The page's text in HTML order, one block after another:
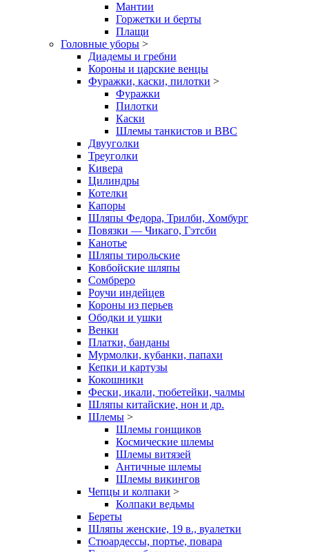
Мантии
Горжетки и берты
Плащи
Головные уборы >
Диадемы и гребни
Короны и царские венцы
Фуражки, каски, пилотки >
Фуражки
Пилотки
Каски
Шлемы танкистов и ВВС
Двууголки
Треуголки
Кивера
Цилиндры
Котелки
Капоры
Шляпы Федора, Трилби, Хомбург
Повязки — Чикаго, Гэтсби
Канотье
Шляпы тирольские
Ковбойские шляпы
Сомбреро
Роучи индейцев
Короны из перьев
Ободки и ушки
Венки
Платки, банданы
Мурмолки, кубанки, папахи
Кепки и картузы
Кокошники
Фески, икали, тюбетейки, чалмы
Шляпы китайские, нон и др.
Шлемы >
Шлемы гонщиков
Космические шлемы
Шлемы витязей
Античные шлемы
Шлемы викингов
Чепцы и колпаки >
Колпаки ведьмы
Береты
Шляпы женские, 19 в., вуалетки
Стюардессы, портье, повара